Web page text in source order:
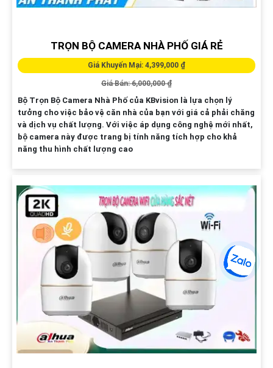
TRỌN BỘ CAMERA NHÀ PHỐ GIÁ RẺ
Giá Khuyến Mại: 4,399,000 ₫
Giá Bán: 6,000,000 ₫
Bộ Trọn Bộ Camera Nhà Phố của KBvision là lựa chọn lý
tưởng cho việc bảo vệ căn nhà của bạn với giá cả phải chăng
và dịch vụ chất lượng. Với việc áp dụng công nghệ mới nhất,
bộ camera này được trang bị tính năng tích hợp cho khả
năng thu hình chất lượng cao